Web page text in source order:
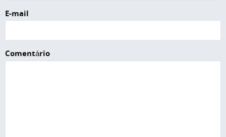
E-mail
Comentário